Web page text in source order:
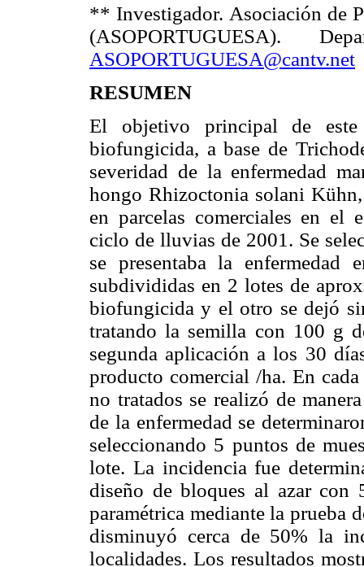
** Investigador. Asociación de
(ASOPORTUGUESA).
ASOPORTUGUESA@cantv.net
RESUMEN
El objetivo principal de
biofungicida, a base de
severidad de la enfermedad
hongo Rhizoctonia solani
en parcelas comerciales en el
ciclo de lluvias de 2001. Se
se presentaba la enfermedad
subdivididas en 2 lotes de
biofungicida y el otro se dejó
tratando la semilla con 100 g
segunda aplicación a los 30
producto comercial /ha. En
no tratados se realizó de
de la enfermedad se
seleccionando 5 puntos de
lote. La incidencia fue
diseño de bloques al azar
paramétrica mediante la prueba
disminuyó cerca de 50% la
localidades. Los resultados